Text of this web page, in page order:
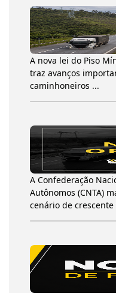
A nova lei do Piso
traz avanços
caminhoneiros ...
A Confederação
Autônomos (CNTA)
cenário de crescente